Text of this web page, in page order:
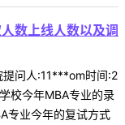
数上线人数以及调
提问人:11***om时间:2
校今年MBA专业的录
专业今年的复试方式